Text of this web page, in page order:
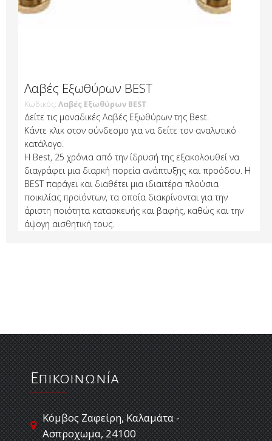
Λαβές Εξωθύρων BEST
Κωδικός: Λαβές Εξωθύρων BEST
Δείτε τις μοναδικές Λαβές Εξωθύρων της Best.
Κάντε κλικ στον σύνδεσμο για να δείτε τον αναλυτικό
κατάλογο.
H Best, 25 χρόνια από την ίδρυσή της εξακολουθεί να
διαγράφει μια διαρκή πορεία ανάπτυξης και προόδου. Η
BEST παράγει και διαθέτει μια ιδιαιτέρα πλούσια
ποικιλίας προϊόντων, τα οποία διακρίνονται για την
άριστη ποιότητα κατασκευής και βαφής, καθώς και την
άψογη αισθητική τους.
Επικοινωνία
Κόμβος Ζαφείρη, Καλαμάτα -
Ασπροχωμα, 24100